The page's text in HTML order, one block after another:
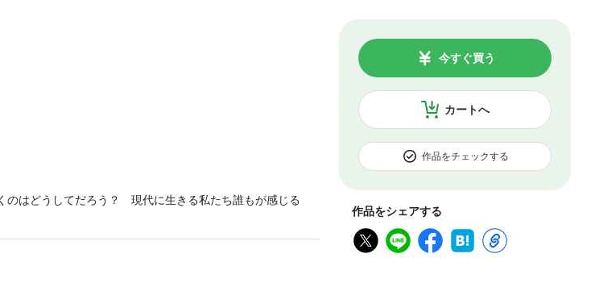
カートへ
今すぐ買う
作品をチェックする
作品をシェアする
はどうしてだろう？ 現代に生きる私たち誰もが感じる